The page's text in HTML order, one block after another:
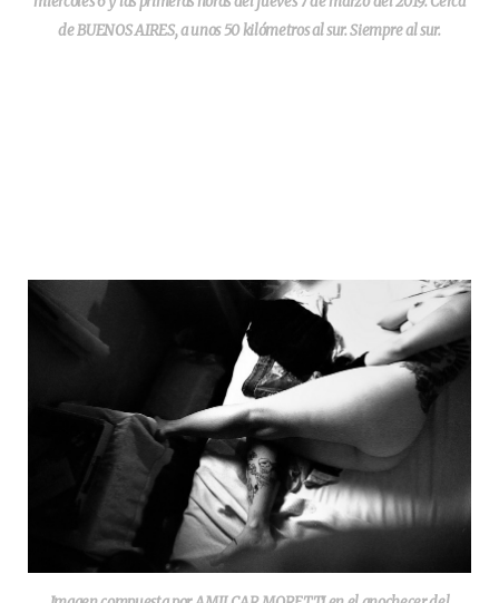
de BUENOS AIRES, a unos 50 kilómetros al sur. Siempre al sur.